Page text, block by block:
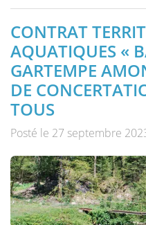
CONTRAT
AQUATIQUES «
GARTEMPE
DE
TOUS
Posté le 27 septembre